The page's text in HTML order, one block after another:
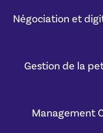
Négociation et
Gestion de la
Management